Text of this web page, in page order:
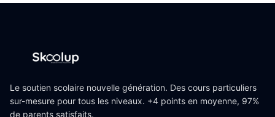
Le soutien scolaire nouvelle génération. Des cours particuliers
sur-mesure pour tous les niveaux. +4 points en moyenne, 97%
de parents satisfaits.